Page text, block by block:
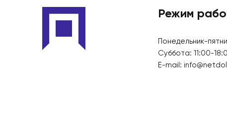
Режим
Понедельник-
Суббота: 11:00-
E-mail: